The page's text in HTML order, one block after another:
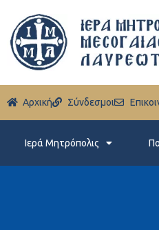
Aρχική Σύνδεσμοι
Ιερά Μητρόπολις